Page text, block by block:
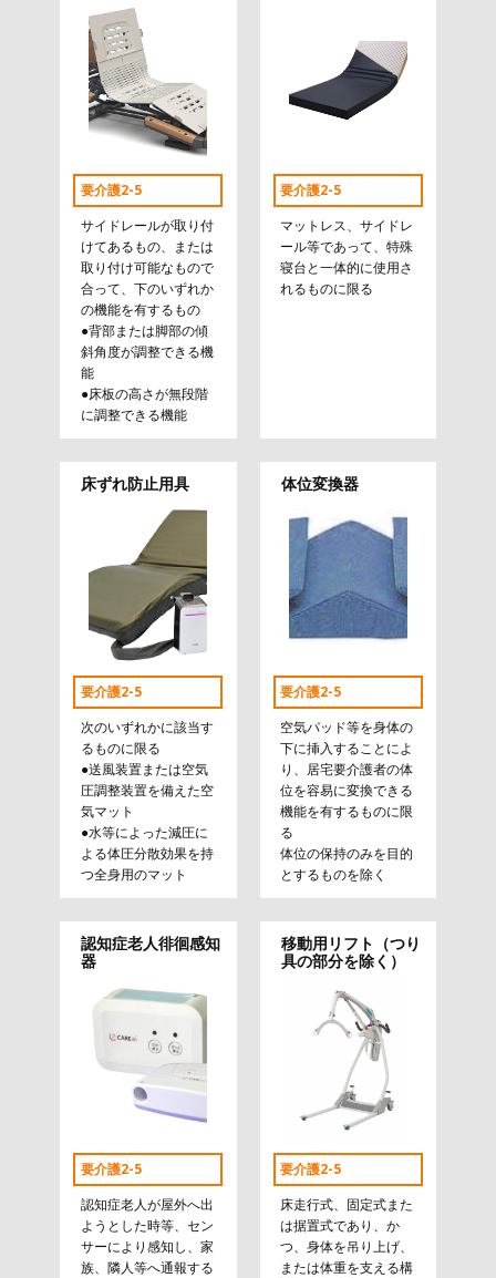
要介護2-5
サイドレールが取り付
けてあるもの、または
取り付け可能なもので
合って、下のいずれか
の機能を有するもの
●背部または脚部の傾
斜角度が調整できる機
能
●床板の高さが無段階
に調整できる機能
要介護2-5
マットレス、サイドレ
ール等であって、特殊
寝台と一体的に使用さ
れるものに限る
床ずれ防止用具
要介護2-5
次のいずれかに該当す
るものに限る
●送風装置または空気
圧調整装置を備えた空
気マット
●水等によった減圧に
よる体圧分散効果を持
つ全身用のマット
体位変換器
要介護2-5
空気パッド等を身体の
下に挿入することによ
り、居宅要介護者の体
位を容易に変換できる
機能を有するものに限
る
体位の保持のみを目的
とするものを除く
認知症老人徘徊感知
器
要介護2-5
認知症老人が屋外へ出
ようとした時等、セン
サーにより感知し、家
族、隣人等へ通報する
移動用リフト（つり
具の部分を除く）
要介護2-5
床走行式、固定式また
は据置式であり、か
つ、身体を吊り上げ、
または体重を支える構